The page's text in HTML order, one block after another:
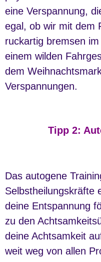
eine Verspannung,
egal, ob wir mit dem
ruckartig bremsen
einem wilden
dem
Verspannungen.
Tipp 2:
Das autogene
Selbstheilungskräfte
deine Entspannung
zu den
deine Achtsamkeit
weit weg von allen